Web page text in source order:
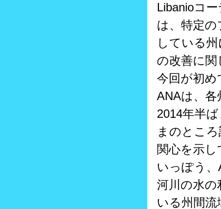
Libanioコ
は、特定
している
の改善に
今回が初め
ANAは、
2014年半
まのとこ
関心を示
いっぽう
河川の水
いる州間